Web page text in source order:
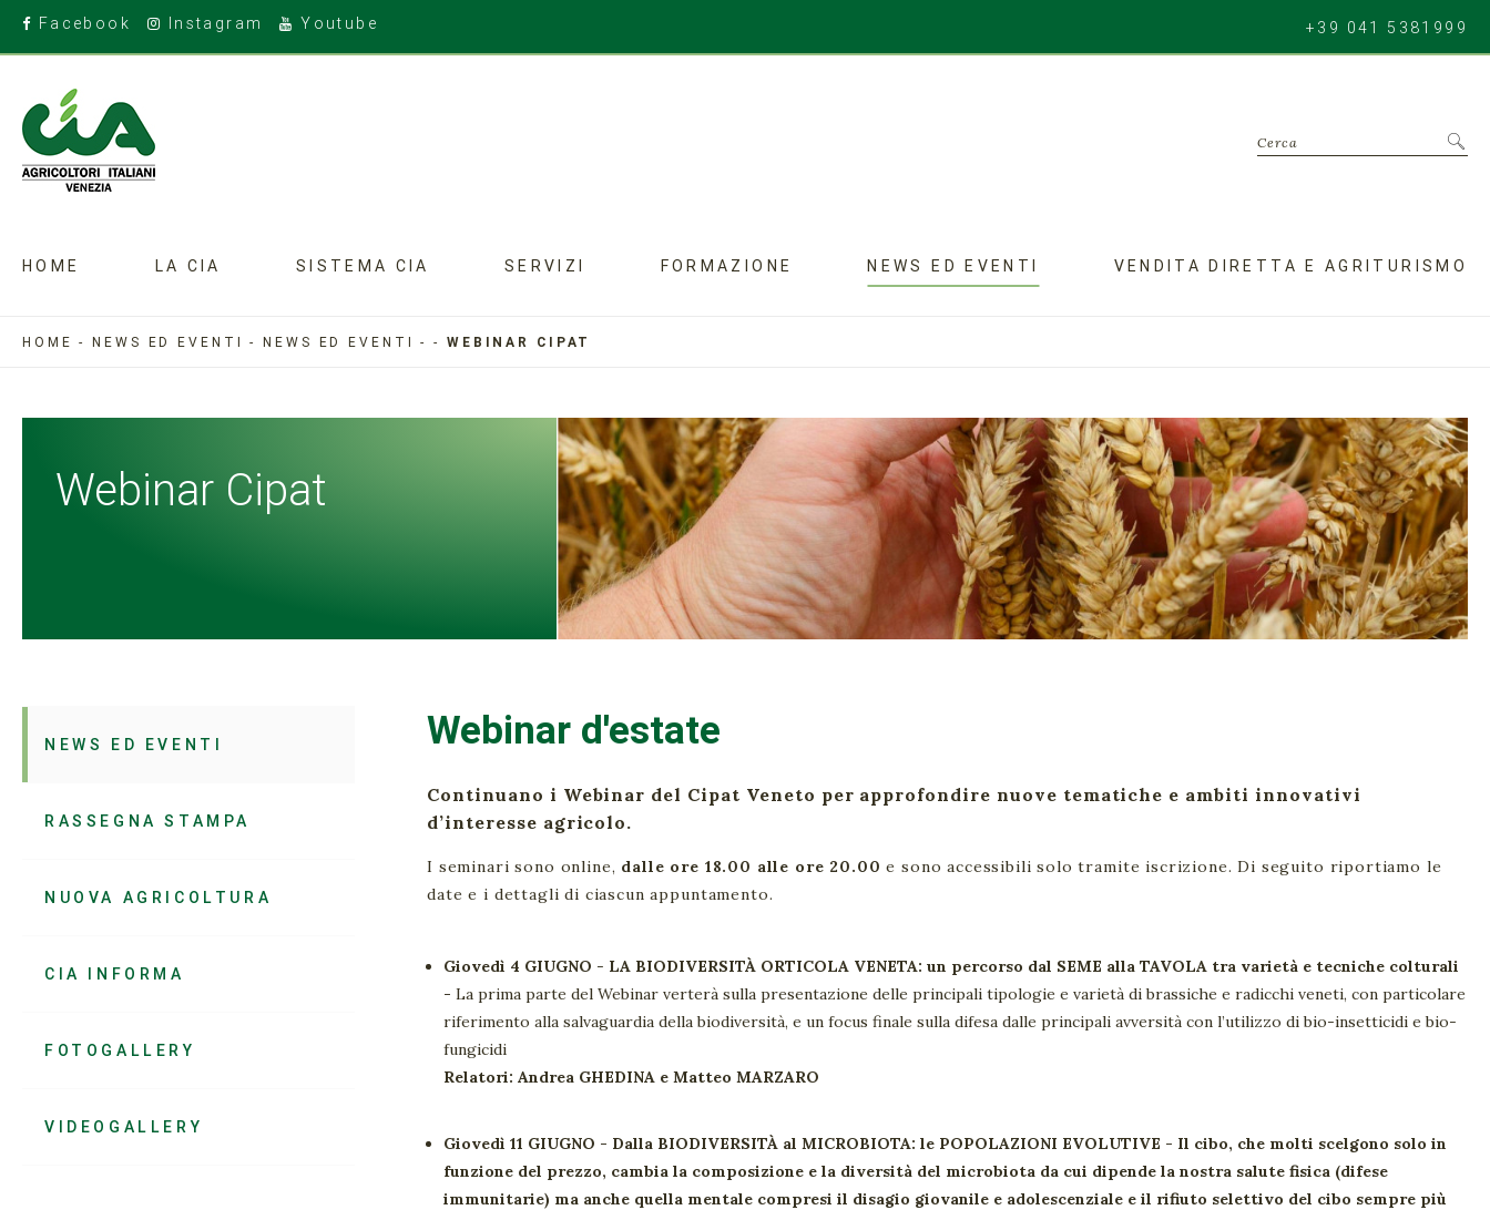
Facebook Instagram Youtube +39 041 5381999
Cerca
HOME LA CIA SISTEMA CIA SERVIZI FORMAZIONE NEWS ED EVENTI VENDITA DIRETTA E AGRITURISMO
HOME -NEWS ED EVENTI -NEWS ED EVENTI -- WEBINAR CIPAT
Webinar Cipat
NEWS ED EVENTI
RASSEGNA STAMPA
NUOVA AGRICOLTURA
CIA INFORMA
FOTOGALLERY
VIDEOGALLERY
Webinar d'estate
Continuano i Webinar del Cipat Veneto per approfondire nuove tematiche e ambiti innovativi
d’interesse agricolo.
I seminari sono online, dalle ore 18.00 alle ore 20.00e sono accessibili solo tramite iscrizione. Di seguito riportiamo le
date e i dettagli di ciascun appuntamento.
Giovedì 4 GIUGNO - LA BIODIVERSITÀ ORTICOLA VENETA: un percorso dal SEME alla TAVOLA tra varietà e tecniche colturali
-La prima parte del Webinar verterà sulla presentazione delle principali tipologie e varietà di brassiche e radicchi veneti, con particolare
riferimento alla salvaguardia della biodiversità, e un focus finale sulla difesa dalle principali avversità con l’utilizzo di bio-insetticidi e bio-
fungicidi
Relatori: Andrea GHEDINA e Matteo MARZARO
Giovedì 11 GIUGNO - Dalla BIODIVERSITÀ al MICROBIOTA: le POPOLAZIONI EVOLUTIVE - Il cibo, che molti scelgono solo in
funzione del prezzo, cambia la composizione e la diversità del microbiota da cui dipende la nostra salute fisica (difese
immunitarie) ma anche quella mentale compresi il disagio giovanile e adolescenziale e il rifiuto selettivo del cibo sempre più